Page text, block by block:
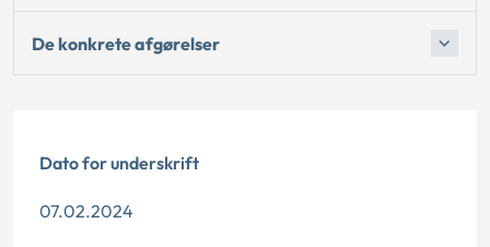
De konkrete afgørelser
Dato for underskrift
07.02.2024